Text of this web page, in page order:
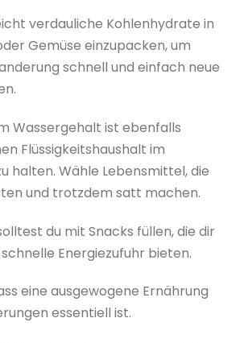
verdauliche Kohlenhydrate in
Gemüse einzupacken, um
schnell und einfach neue
Wassergehalt ist ebenfalls
Flüssigkeitshaushalt im
halten. Wähle Lebensmittel, die
und trotzdem satt machen.
du mit Snacks füllen, die dir
Energiezufuhr bieten.
eine ausgewogene Ernährung
essentiell ist.